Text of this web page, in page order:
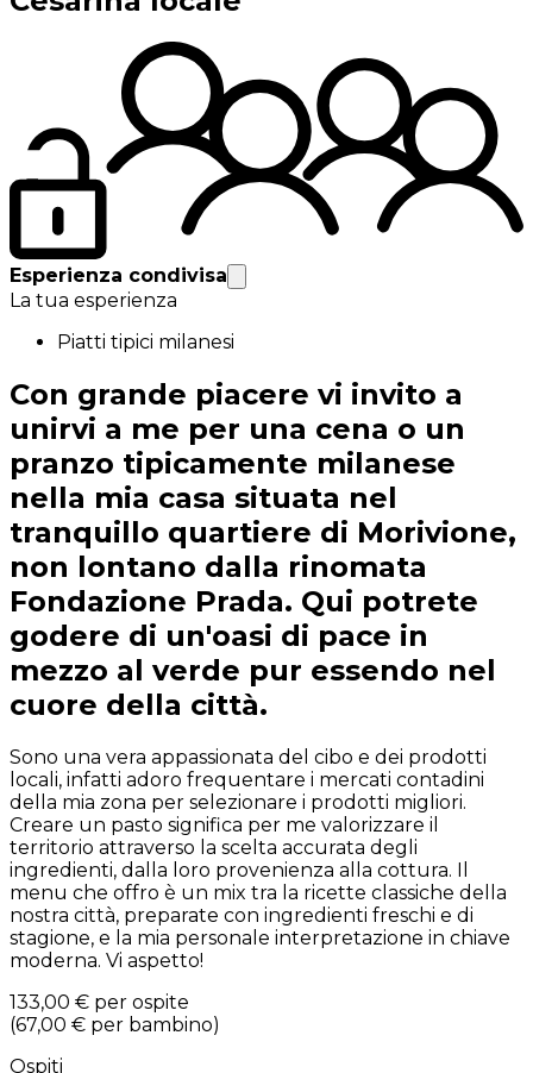
Esperienza condivisa
La tua esperienza
Piatti tipici milanesi
Con grande piacere vi invito a
unirvi a me per una cena o un
pranzo tipicamente milanese
nella mia casa situata nel
tranquillo quartiere di Morivione,
non lontano dalla rinomata
Fondazione Prada. Qui potrete
godere di un'oasi di pace in
mezzo al verde pur essendo nel
cuore della città.
Sono una vera appassionata del cibo e dei prodotti
locali, infatti adoro frequentare i mercati contadini
della mia zona per selezionare i prodotti migliori.
Creare un pasto significa per me valorizzare il
territorio attraverso la scelta accurata degli
ingredienti, dalla loro provenienza alla cottura. Il
menu che offro è un mix tra la ricette classiche della
nostra città, preparate con ingredienti freschi e di
stagione, e la mia personale interpretazione in chiave
moderna. Vi aspetto!
133,00 € per ospite
(67,00 € per bambino)
Ospiti